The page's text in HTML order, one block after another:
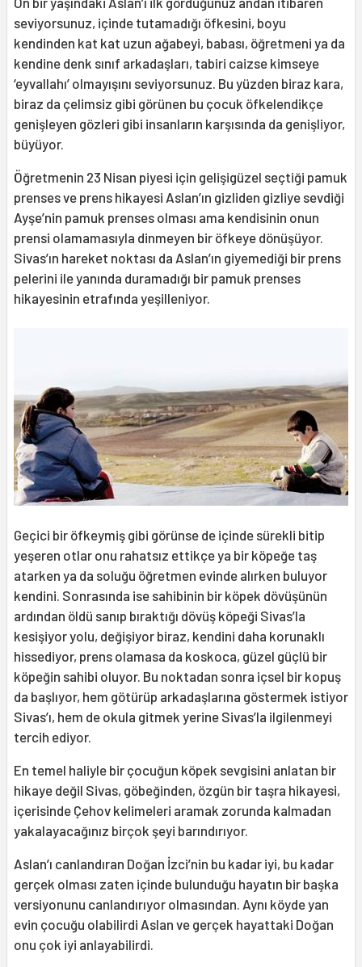
seviyorsunuz, içinde tutamadığı öfkesini, boyu
kendinden kat kat uzun ağabeyi, babası, öğretmeni ya da
kendine denk sınıf arkadaşları, tabiri caizse kimseye
‘eyvallahı’ olmayışını seviyorsunuz. Bu yüzden biraz kara,
biraz da çelimsiz gibi görünen bu çocuk öfkelendikçe
genişleyen gözleri gibi insanların karşısında da genişliyor,
büyüyor.
Öğretmenin 23 Nisan piyesi için gelişigüzel seçtiği pamuk
prenses ve prens hikayesi Aslan’ın gizliden gizliye sevdiği
Ayşe’nin pamuk prenses olması ama kendisinin onun
prensi olamamasıyla dinmeyen bir öfkeye dönüşüyor.
Sivas’ın hareket noktası da Aslan’ın giyemediği bir prens
pelerini ile yanında duramadığı bir pamuk prenses
hikayesinin etrafında yeşilleniyor.
Geçici bir öfkeymiş gibi görünse de içinde sürekli bitip
yeşeren otlar onu rahatsız ettikçe ya bir köpeğe taş
atarken ya da soluğu öğretmen evinde alırken buluyor
kendini. Sonrasında ise sahibinin bir köpek dövüşünün
ardından öldü sanıp bıraktığı dövüş köpeği Sivas’la
kesişiyor yolu, değişiyor biraz, kendini daha korunaklı
hissediyor, prens olamasa da koskoca, güzel güçlü bir
köpeğin sahibi oluyor. Bu noktadan sonra içsel bir kopuş
da başlıyor, hem götürüp arkadaşlarına göstermek istiyor
Sivas’ı, hem de okula gitmek yerine Sivas’la ilgilenmeyi
tercih ediyor.
En temel haliyle bir çocuğun köpek sevgisini anlatan bir
hikaye değil Sivas, göbeğinden, özgün bir taşra hikayesi,
içerisinde Çehov kelimeleri aramak zorunda kalmadan
yakalayacağınız birçok şeyi barındırıyor.
Aslan’ı canlandıran Doğan İzci’nin bu kadar iyi, bu kadar
gerçek olması zaten içinde bulunduğu hayatın bir başka
versiyonunu canlandırıyor olmasından. Aynı köyde yan
evin çocuğu olabilirdi Aslan ve gerçek hayattaki Doğan
onu çok iyi anlayabilirdi.